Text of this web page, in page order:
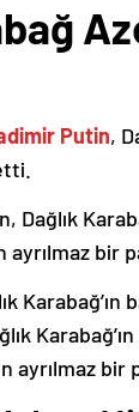
Putin,
Dağlık
ayrılmaz bir
Karabağ’ın
ayrılmaz bir